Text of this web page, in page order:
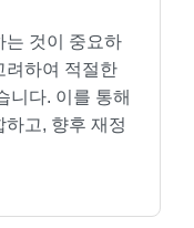
는 것이 중요하
려하여 적절한
니다. 이를 통해
고, 향후 재정